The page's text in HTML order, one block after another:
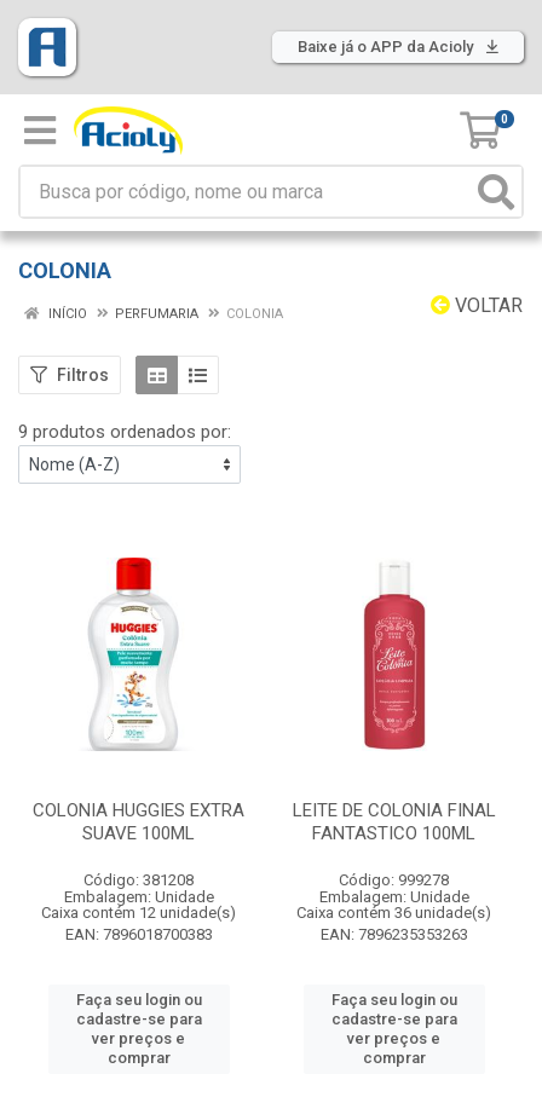
Baixe já o APP da Acioly
0
COLONIA
VOLTAR
INÍCIO PERFUMARIA COLONIA
Filtros
9 produtos ordenados por:
COLONIA HUGGIES EXTRA
SUAVE 100ML
Código: 381208
Embalagem: Unidade
Caixa contém 12 unidade(s)
EAN: 7896018700383
Faça seu login ou
cadastre-se para
ver preços e
comprar
LEITE DE COLONIA FINAL
FANTASTICO 100ML
Código: 999278
Embalagem: Unidade
Caixa contém 36 unidade(s)
EAN: 7896235353263
Faça seu login ou
cadastre-se para
ver preços e
comprar